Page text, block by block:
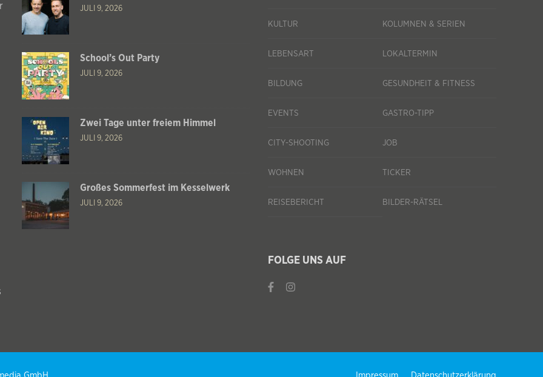
JULI 9, 2026
School’s Out Party
JULI 9, 2026
Zwei Tage unter freiem Himmel
JULI 9, 2026
Großes Sommerfest im Kesselwerk
JULI 9, 2026
KULTUR KOLUMNEN & SERIEN
LEBENSART LOKALTERMIN
BILDUNG GESUNDHEIT & FITNESS
EVENTS GASTRO-TIPP
CITY-SHOOTING JOB
WOHNEN TICKER
REISEBERICHT BILDER-RÄTSEL
FOLGE UNS AUF